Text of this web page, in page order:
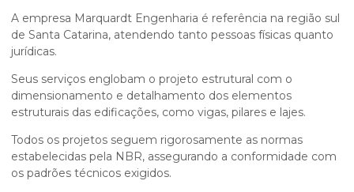
A empresa Marquardt Engenharia é referência na região sul
de Santa Catarina, atendendo tanto pessoas físicas quanto
jurídicas.
Seus serviços englobam o projeto estrutural com o
dimensionamento e detalhamento dos elementos
estruturais das edificações, como vigas, pilares e lajes.
Todos os projetos seguem rigorosamente as normas
estabelecidas pela NBR, assegurando a conformidade com
os padrões técnicos exigidos.